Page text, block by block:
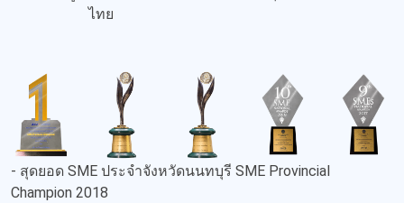
ไทย
- สุดยอด SME ประจำจังหวัดนนทบุรี SME Provincial
Champion 2018